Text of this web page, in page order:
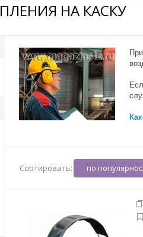
НА КАСКУ
Сортировать: по